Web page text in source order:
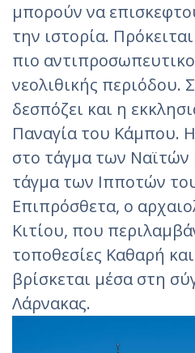
μπορούν να
την ιστορία.
πιο
νεολιθικής περιόδου.
δεσπόζει και η
Παναγία του Κάμπου.
στο τάγμα των Ναϊτών
τάγμα των Ιπποτών
Επιπρόσθετα, ο
Κιτίου, που
τοποθεσίες Καθαρή
βρίσκεται μέσα στη
Λάρνακας.